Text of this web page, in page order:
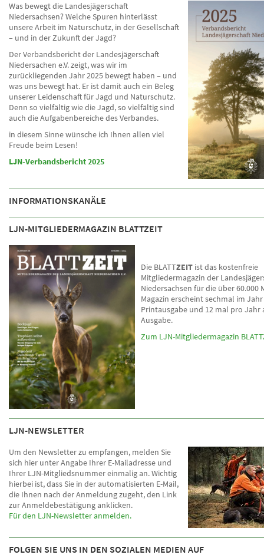
Was bewegt die Landesjägerschaft
Niedersachsen? Welche Spuren hinterlässt
unsere Arbeit im Naturschutz, in der Gesellschaft
– und in der Zukunft der Jagd?
Der Verbandsbericht der Landesjägerschaft
Niedersachen e.V. zeigt, was wir im
zurückliegenden Jahr 2025 bewegt haben – und
was uns bewegt hat. Er ist damit auch ein Beleg
unserer Leidenschaft für Jagd und Naturschutz.
Denn so vielfältig wie die Jagd, so vielfältig sind
auch die Aufgabenbereiche des Verbandes.
in diesem Sinne wünsche ich Ihnen allen viel
Freude beim Lesen!
LJN-Verbandsbericht 2025
INFORMATIONSKANÄLE
LJN-MITGLIEDERMAGAZIN BLATTZEIT
Die BLATTZEIT ist das kostenfreie
Mitgliedermagazin der
Niedersachsen für die über 60.000
Magazin erscheint sechmal im
Printausgabe und 12 mal pro Jahr
Ausgabe.
Zum LJN-Mitgliedermagazin
LJN-NEWSLETTER
Um den Newsletter zu empfangen, melden Sie
sich hier unter Angabe Ihrer E-Mailadresse und
Ihrer LJN-Mitgliedsnummer einmalig an. Wichtig
hierbei ist, dass Sie in der automatisierten E-Mail,
die Ihnen nach der Anmeldung zugeht, den Link
zur Anmeldebestätigung anklicken.
Für den LJN-Newsletter anmelden.
FOLGEN SIE UNS IN DEN SOZIALEN MEDIEN AUF